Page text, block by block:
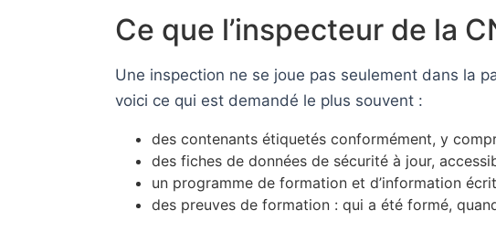
Ce que l’inspecteur de la
Une inspection ne se joue pas seulement dans la
voici ce qui est demandé le plus souvent :
des contenants étiquetés conformément, y
des fiches de données de sécurité à jour,
un programme de formation et d’information
des preuves de formation : qui a été formé,